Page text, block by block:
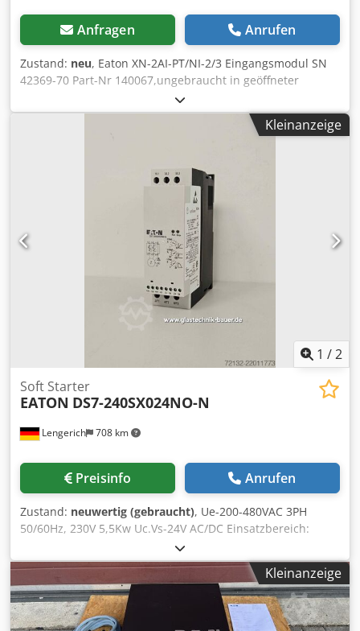
Anfragen Anrufen
Zustand: neu, Eaton XN-2AI-PT/NI-2/3 Eingangsmodul SN
42369-70 Part-Nr 140067,ungebraucht in geöffneter
Originalverpackung, 100% funktionsfähig, Lieferumfang
gem. Fotos Dkedpfjpnpl Rex Aqcjr
Kleinanzeige
1 /2
Lengerich 708 km
Soft Starter
EATON DS7-240SX024NO-N
Preisinfo Anrufen
Zustand: neuwertig (gebraucht), Ue-200-480VAC 3PH
50/60Hz, 230V 5,5Kw Uc.Vs-24V AC/DC Einsatzbereich:
Maschinen Steuerung Breite: 45 mm Höhe: 150 mm
Dkjdpfxey U D N Ss Aqcjr Tiefe: 118 mm Gewicht: 459 g
Zustand: neuwertig
Kleinanzeige